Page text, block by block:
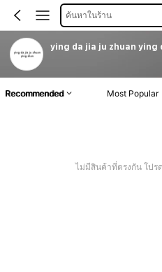
ค้นหาในร้าน
ying da jia ju zhuan ying
Recommended Most Popular
ไม่มีสินค้าที่ตรงกัน โปร